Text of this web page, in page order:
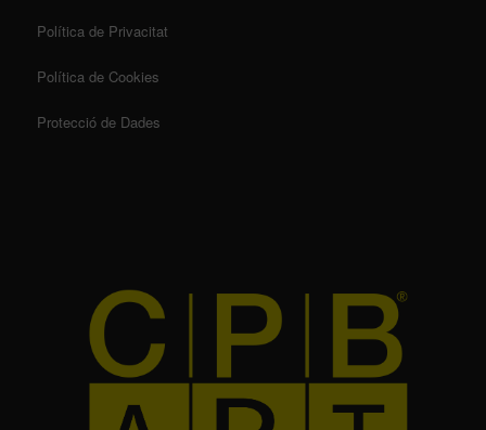
Política de Privacitat
Política de Cookies
Protecció de Dades